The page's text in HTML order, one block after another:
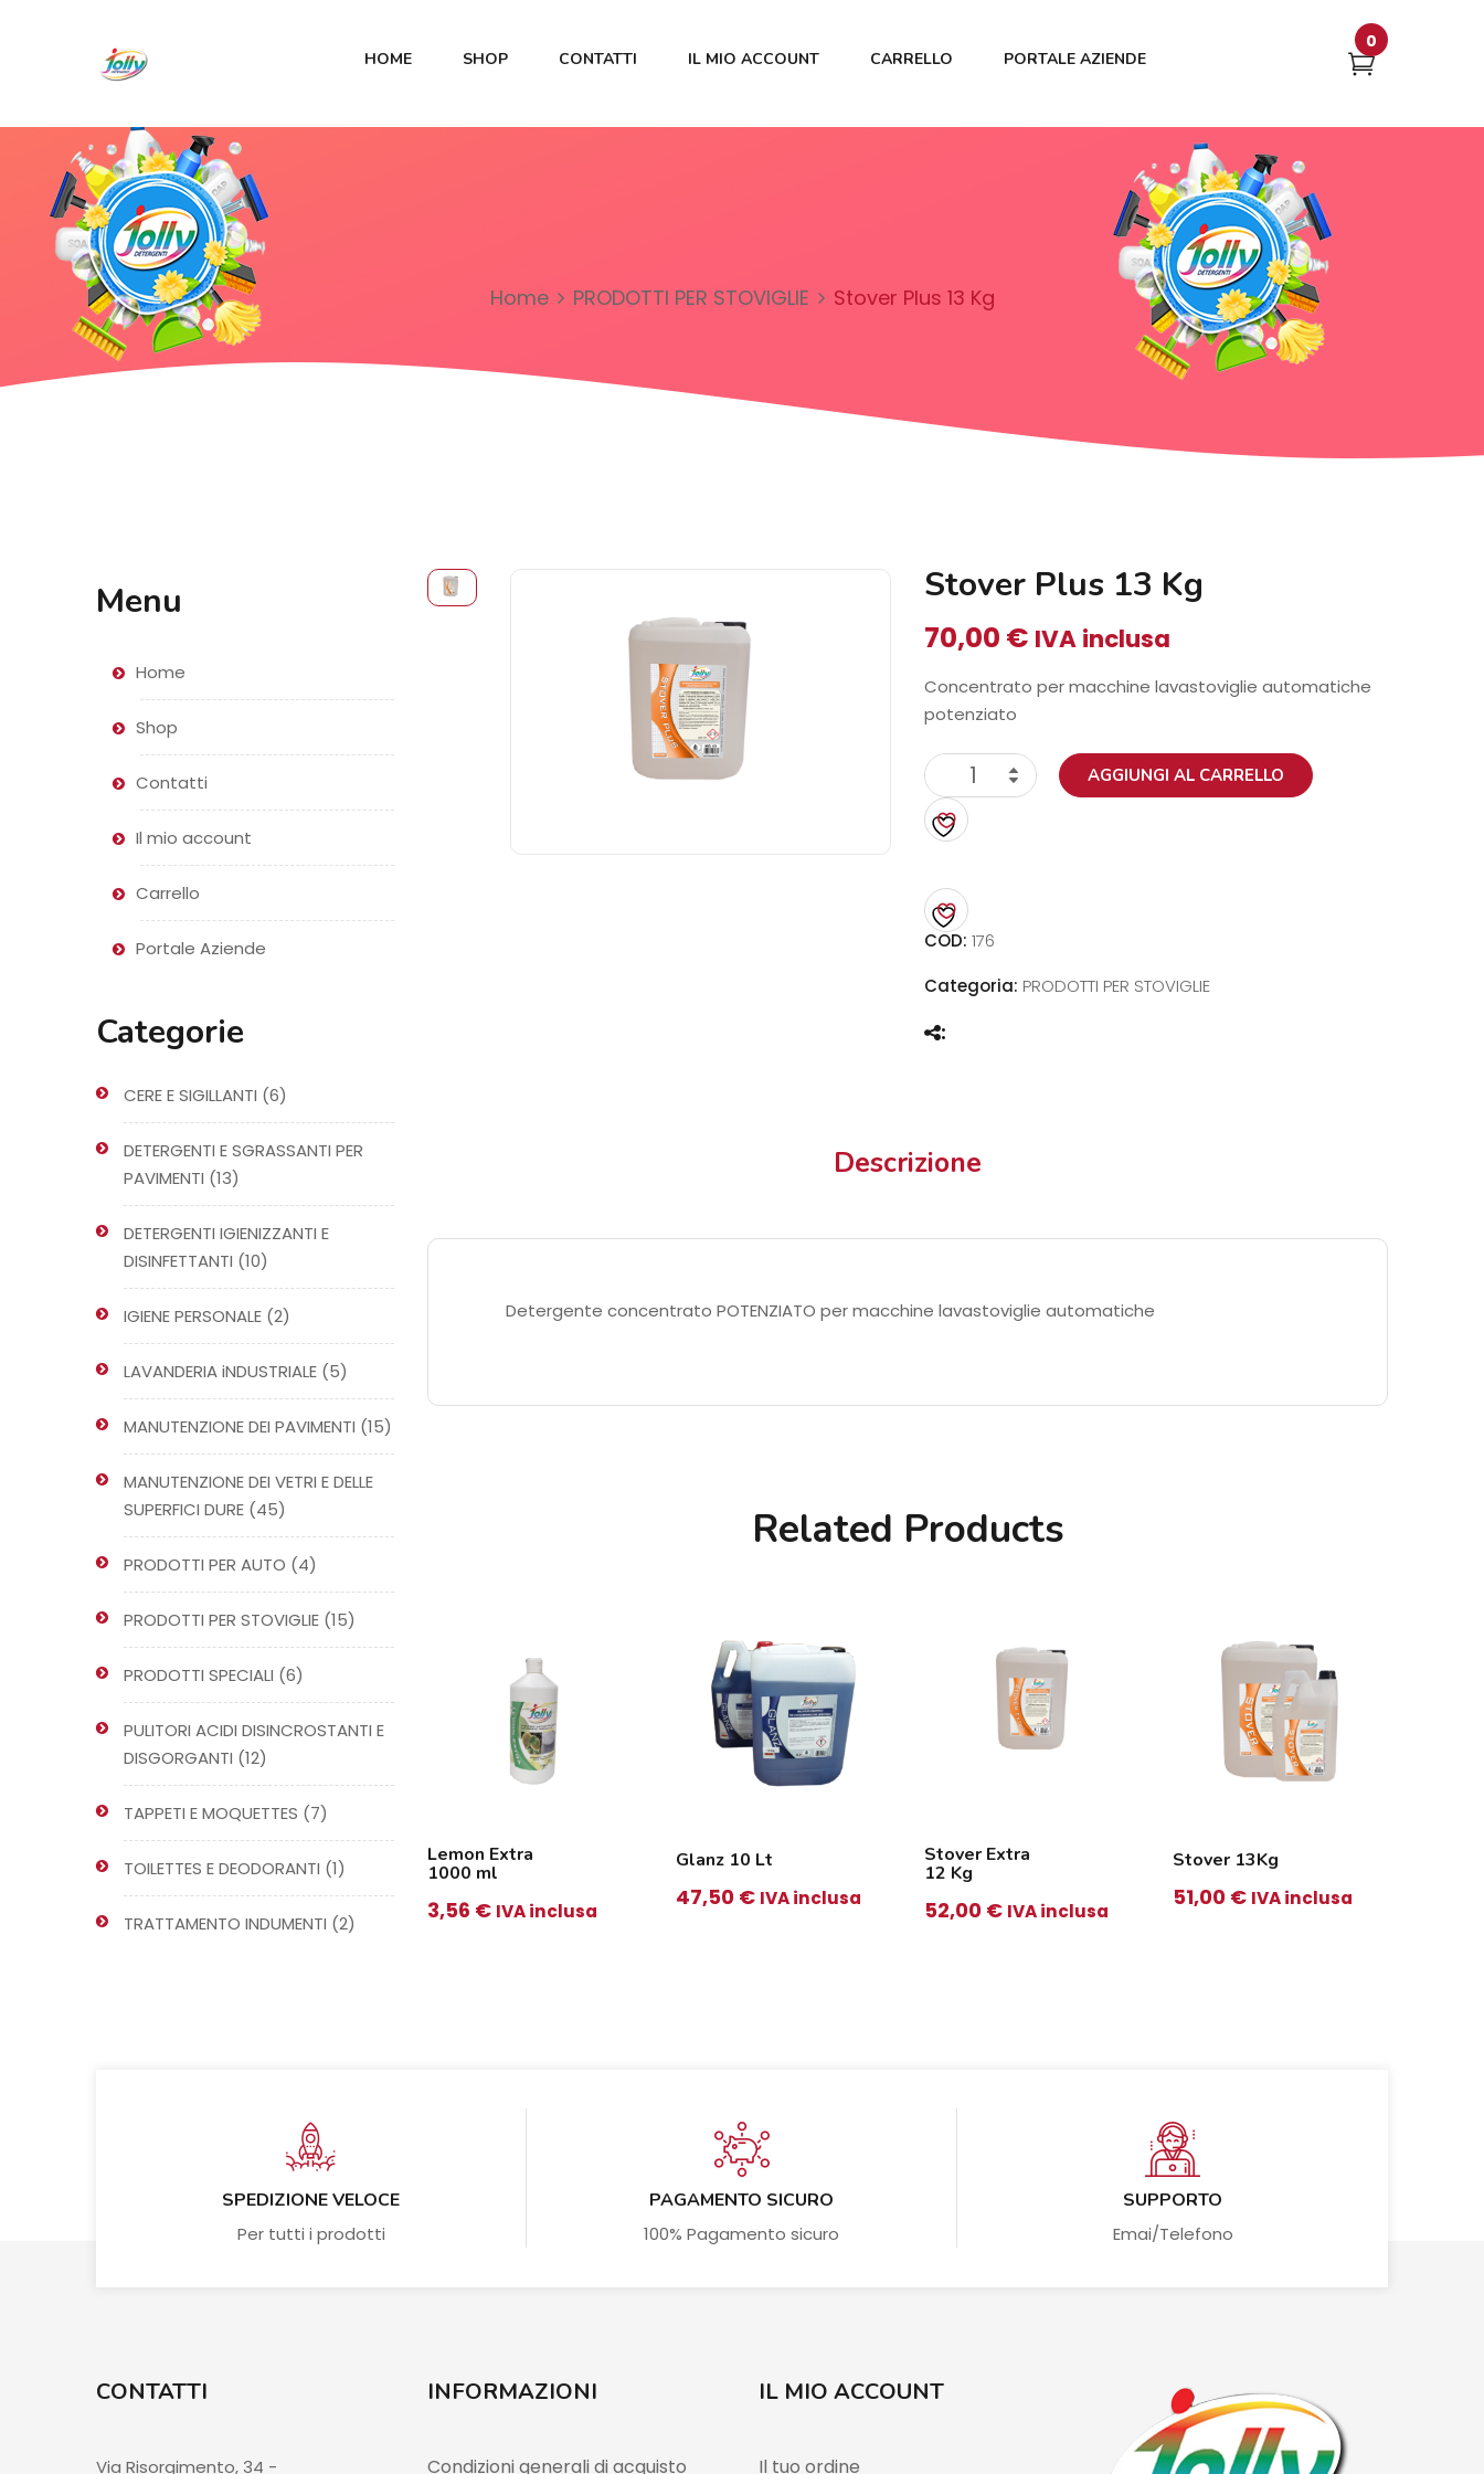
HOME SHOP CONTATTI IL MIO ACCOUNT CARRELLO PORTALE AZIENDE
0
Home PRODOTTI PER STOVIGLIE Stover Plus 13 Kg
Menu
Home
Shop
Contatti
Il mio account
Carrello
Portale Aziende
Categorie
CERE E SIGILLANTI 66
prodotti
DETERGENTI E SGRASSANTI PER
PAVIMENTI 1313
prodotti
DETERGENTI IGIENIZZANTI E
DISINFETTANTI 1010
prodotti
IGIENE PERSONALE 22
prodotti
LAVANDERIA iNDUSTRIALE 55
prodotti
MANUTENZIONE DEI PAVIMENTI 1515
prodotti
MANUTENZIONE DEI VETRI E DELLE
SUPERFICI DURE 4545
prodotti
PRODOTTI PER AUTO
44
prodotti
PRODOTTI PER STOVIGLIE 1515
prodotti
PRODOTTI SPECIALI 66
prodotti
PULITORI ACIDI DISINCROSTANTI E
DISGORGANTI 1212
prodotti
TAPPETI E MOQUETTES
77
prodotti
TOILETTES E DEODORANTI 11
prodotto
TRATTAMENTO INDUMENTI 22
Stover Plus 13 Kg
70,00 € IVA inclusa
Concentrato per macchine lavastoviglie automatiche
potenziato
Stover
Plus
13
AGGIUNGI AL CARRELLO
COD: 176
Categoria: PRODOTTI PER STOVIGLIE
Descrizione
Detergente concentrato POTENZIATO per macchine lavastoviglie automatiche
Related Products
Fornovo 5 Kg
20,20€ IVA inclusa
Lemon Extra
1000 ml
3,56 € IVA inclusa
Glanz 10 Lt
47,50 € IVA inclusa
Stover Extra
12 Kg
52,00 € IVA inclusa
Stover 13Kg
51,00 € IVA inclusa
SPEDIZIONE VELOCE
Per tutti i prodotti
PAGAMENTO SICURO
100% Pagamento sicuro
SUPPORTO
Emai/Telefono
CONTATTI
Via Risorgimento, 34 -
INFORMAZIONI
Condizioni generali di acquisto
IL MIO ACCOUNT
Il tuo ordine